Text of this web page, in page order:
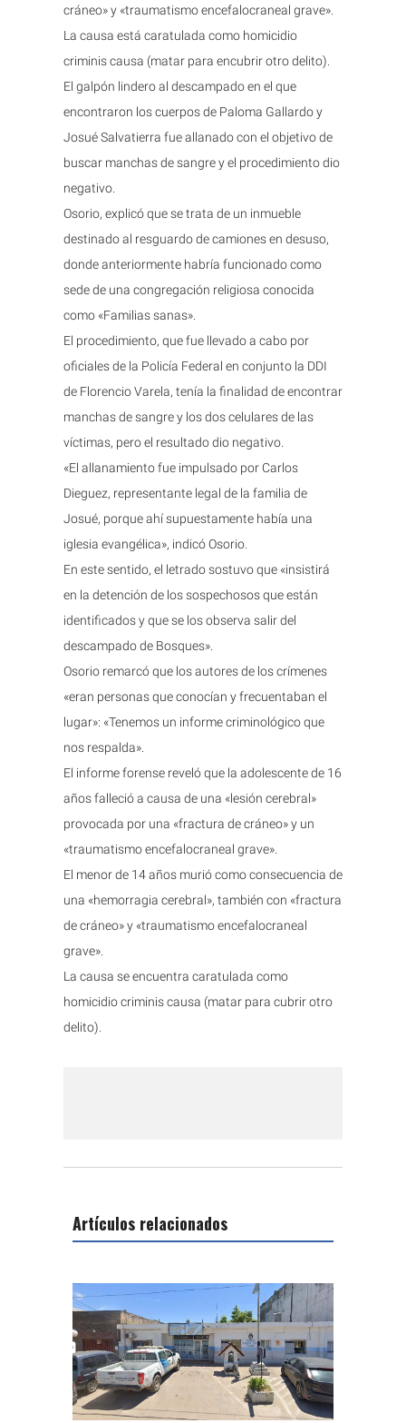
cráneo» y «traumatismo encefalocraneal grave».
La causa está caratulada como homicidio
criminis causa (matar para encubrir otro delito).
El galpón lindero al descampado en el que
encontraron los cuerpos de Paloma Gallardo y
Josué Salvatierra fue allanado con el objetivo de
buscar manchas de sangre y el procedimiento dio
negativo.
Osorio, explicó que se trata de un inmueble
destinado al resguardo de camiones en desuso,
donde anteriormente habría funcionado como
sede de una congregación religiosa conocida
como «Familias sanas».
El procedimiento, que fue llevado a cabo por
oficiales de la Policía Federal en conjunto la DDI
de Florencio Varela, tenía la finalidad de encontrar
manchas de sangre y los dos celulares de las
víctimas, pero el resultado dio negativo.
«El allanamiento fue impulsado por Carlos
Dieguez, representante legal de la familia de
Josué, porque ahí supuestamente había una
iglesia evangélica», indicó Osorio.
En este sentido, el letrado sostuvo que «insistirá
en la detención de los sospechosos que están
identificados y que se los observa salir del
descampado de Bosques».
Osorio remarcó que los autores de los crímenes
«eran personas que conocían y frecuentaban el
lugar»: «Tenemos un informe criminológico que
nos respalda».
El informe forense reveló que la adolescente de 16
años falleció a causa de una «lesión cerebral»
provocada por una «fractura de cráneo» y un
«traumatismo encefalocraneal grave».
El menor de 14 años murió como consecuencia de
una «hemorragia cerebral», también con «fractura
de cráneo» y «traumatismo encefalocraneal
grave».
La causa se encuentra caratulada como
homicidio criminis causa (matar para cubrir otro
delito).
Artículos relacionados